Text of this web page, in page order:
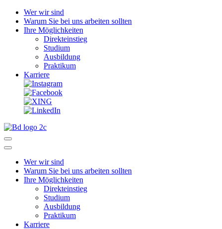
Wer wir sind
Warum Sie bei uns arbeiten sollten
Ihre Möglichkeiten
Direkteinstieg
Studium
Ausbildung
Praktikum
Karriere
Wer wir sind
Warum Sie bei uns arbeiten sollten
Ihre Möglichkeiten
Direkteinstieg
Studium
Ausbildung
Praktikum
Karriere